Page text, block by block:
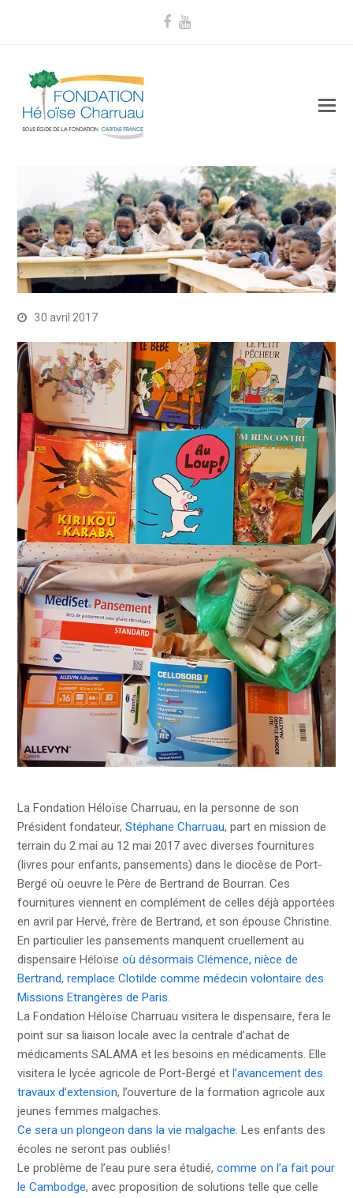
Facebook
Youtube
30 avril 2017
La Fondation Héloïse Charruau, en la personne de son
Président fondateur,Stéphane Charruau, part en mission de
terrain du 2 mai au 12 mai 2017 avec diverses fournitures
(livres pour enfants, pansements) dans le diocèse de Port-
Bergé où oeuvre le Père de Bertrand de Bourran. Ces
fournitures viennent en complément de celles déjà apportées
en avril par Hervé, frère de Bertrand, et son épouse Christine.
En particulier les pansements manquent cruellement au
dispensaire Héloïseoù désormais Clémence, nièce de
Bertrand, remplace Clotilde comme médecin volontaire des
Missions Etrangères de Paris.
La Fondation Héloïse Charruau visitera le dispensaire, fera le
point sur sa liaison locale avec la centrale d’achat de
médicaments SALAMA et les besoins en médicaments. Elle
visitera le lycée agricole de Port-Bergé etl’avancement des
travaux d’extension, l’ouverture de la formation agricole aux
jeunes femmes malgaches.
Ce sera un plongeon dans la vie malgache. Les enfants des
écoles ne seront pas oubliés!
Le problème de l’eau pure sera étudié,comme on l’a fait pour
le Cambodge, avec proposition de solutions telle que celle